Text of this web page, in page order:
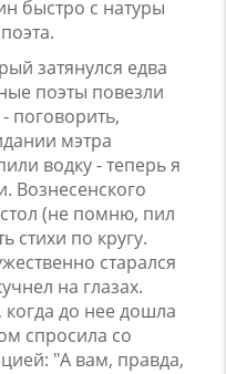
быстро с натуры
затянулся едва
поэты повезли
поговорить,
мэтра
водку - теперь я
Вознесенского
(не помню, пил
стихи по кругу.
старался
на глазах.
до нее дошла
спросила со
"А вам, правда,